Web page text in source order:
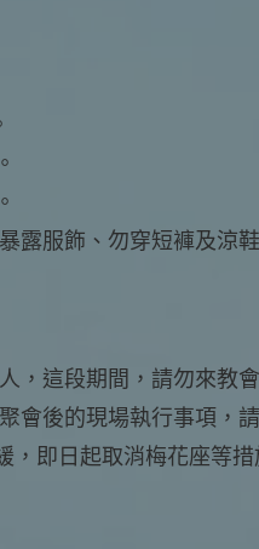
露服飾、勿穿短褲及涼
，這段期間，請勿來教
會後的現場執行事項，
，即日起取消梅花座等